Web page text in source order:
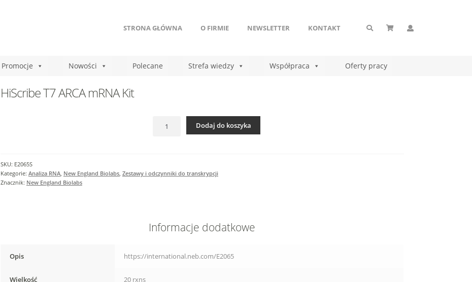
STRONA GŁÓWNA O FIRMIE NEWSLETTER KONTAKT
Promocje Nowości Polecane Strefa wiedzy Współpraca Oferty pracy
HiScribe T7 ARCA mRNA Kit
HiScribe
Kit
Dodaj do koszyka
SKU: E2065S
Kategorie: Analiza RNA, New England Biolabs, Zestawy i odczynniki do transkrypcji
Znacznik: New England Biolabs
Informacje dodatkowe
Opis https://international.neb.com/E2065
Wielkość 20 rxns